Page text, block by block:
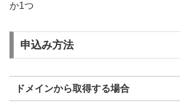
か1つ
申込み方法
ドメインから取得する場合